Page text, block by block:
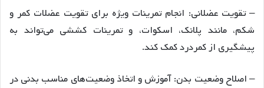
– تقویت عضلانی: انجام تمرینات ویژه برای تقویت عضلات کمر و
شکم، مانند پلانک، اسکوات، و تمرینات کششی می‌تواند به
پیشگیری از کمردرد کمک کند.
– اصلاح وضعیت بدن: آموزش و اتخاذ وضعیت‌های مناسب بدنی در